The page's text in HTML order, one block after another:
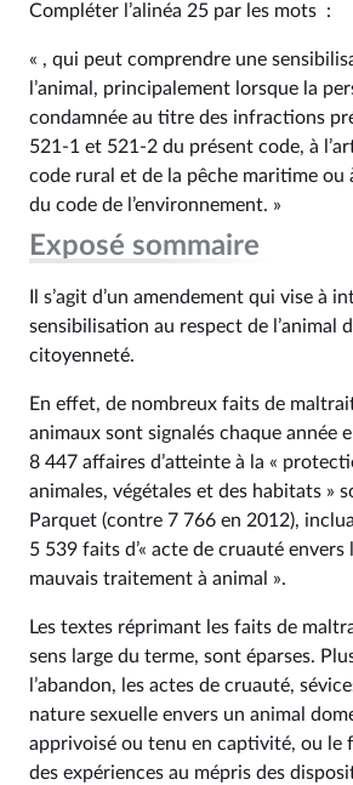
Compléter l’alinéa 25 par les mots :
« , qui peut comprendre une
l’animal, principalement lorsque la
condamnée au titre des infractions
521‑1 et 521‑2 du présent code, à
code rural et de la pêche maritime ou
du code de l’environnement. »
Exposé sommaire
Il s’agit d’un amendement qui vise à
sensibilisation au respect de l’animal
citoyenneté.
En effet, de nombreux faits de
animaux sont signalés chaque année
8 447 affaires d’atteinte à la «
animales, végétales et des habitats »
Parquet (contre 7 766 en 2012),
5 539 faits d’« acte de cruauté envers
mauvais traitement à animal ».
Les textes réprimant les faits de
sens large du terme, sont éparses.
l’abandon, les actes de cruauté,
nature sexuelle envers un animal
apprivoisé ou tenu en captivité, ou le
des expériences au mépris des